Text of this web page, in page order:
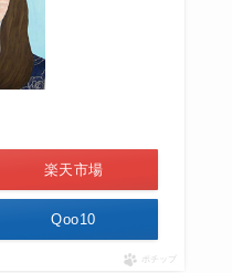
楽天市場
Qoo10
ポチップ